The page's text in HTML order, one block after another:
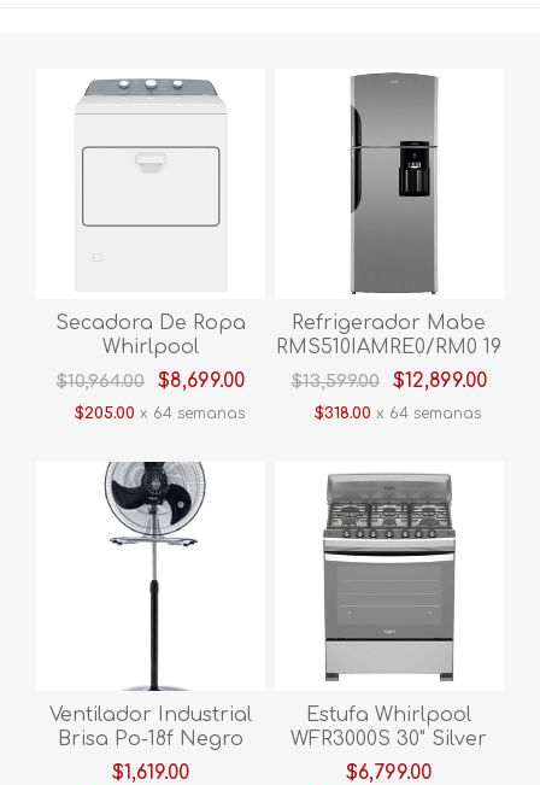
Secadora De Ropa
Whirlpool
7MWGD1930JM 20 kg
Blanco
$10,964.00 $8,699.00
$205.00 x 64 semanas
Refrigerador Mabe
RMS510IAMRE0/RM0 19
Pies Platinum
$13,599.00 $12,899.00
$318.00 x 64 semanas
Ventilador Industrial
Brisa Po-18f Negro
$1,619.00
Estufa Whirlpool
WFR3000S 30" Silver
$6,799.00